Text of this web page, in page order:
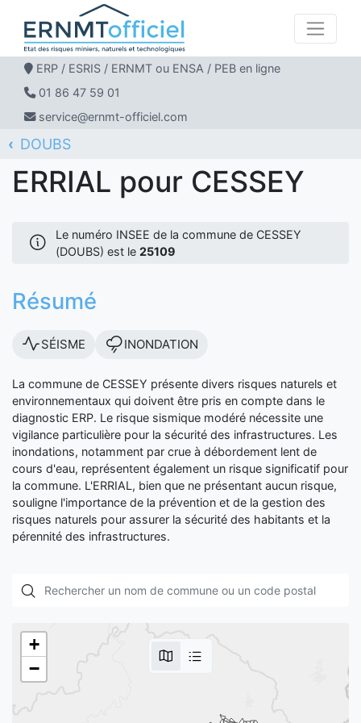
ERP / ESRIS / ERNMT ou ENSA / PEB en ligne
01 86 47 59 01
service@ernmt-officiel.com
ERNMT Officiel
ERRIAL
DOUBS
CESSEY
ERRIAL pour CESSEY
Le numéro INSEE de la commune de CESSEY
(DOUBS) est le 25109
Résumé
SÉISME INONDATION
La commune de CESSEY présente divers risques naturels et
environnementaux qui doivent être pris en compte dans le
diagnostic ERP. Le risque sismique modéré nécessite une
vigilance particulière pour la sécurité des infrastructures. Les
inondations, notamment par crue à débordement lent de
cours d'eau, représentent également un risque significatif pour
la commune. L'ERRIAL, bien que ne présentant aucun risque,
souligne l'importance de la prévention et de la gestion des
risques naturels pour assurer la sécurité des habitants et la
pérennité des infrastructures.
+
−